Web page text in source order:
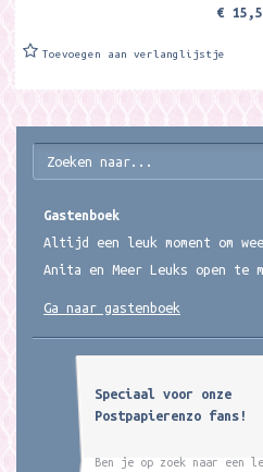
€
Toevoegen aan verlanglijstje
Gastenboek
Altijd een leuk moment om
Anita en Meer Leuks open te
Ga naar gastenboek
Speciaal voor onze
Postpapierenzo fans!
Ben je op zoek naar een